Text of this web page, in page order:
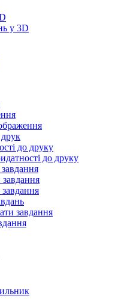
у 3D
друк
до друку
до друку
завдання